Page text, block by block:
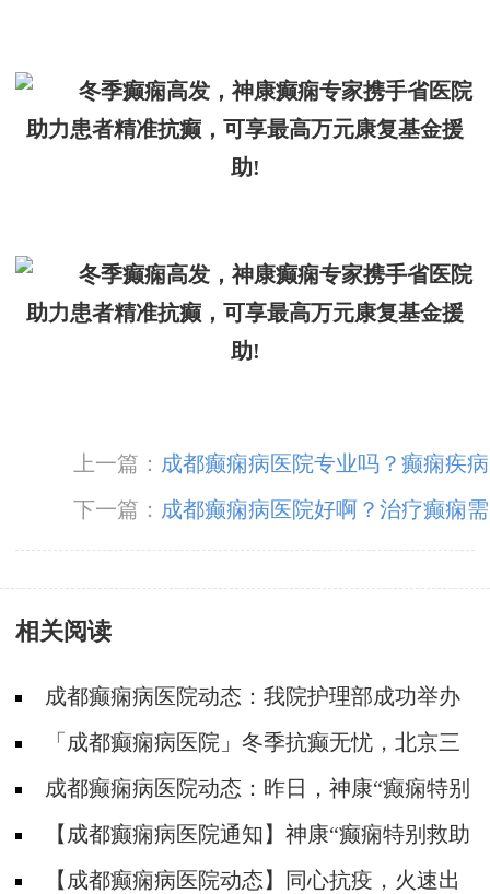
上一篇： 成都癫痫病医院专业吗？癫痫疾病
的治疗手段。
下一篇： 成都癫痫病医院好啊？治疗癫痫需
要做什么检查
相关阅读
成都癫痫病医院动态：我院护理部成功举办
2021护士技能大赛
「成都癫痫病医院」冬季抗癫无忧，北京三
甲教授公益会诊+癫痫基金大额援助，仅45个名
额，预约开启！
成都癫痫病医院动态：昨日，神康“癫痫特别
救助周”大型公益活动圆满结束！
【成都癫痫病医院通知】神康“癫痫特别救助
周”协力抗癫，5000-12000元大额救助金等你来
【成都癫痫病医院动态】同心抗疫，火速出